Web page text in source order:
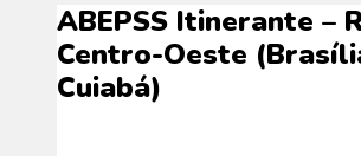
ABEPSS Itinerante –
Centro-Oeste
Cuiabá)